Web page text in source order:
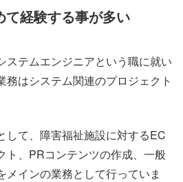
て経験する事が多い
ステムエンジニアという職に就い
務はシステム関連のプロジェクト
して、障害福祉施設に対するEC
ト、PRコンテンツの作成、一般
メインの業務として行っていま